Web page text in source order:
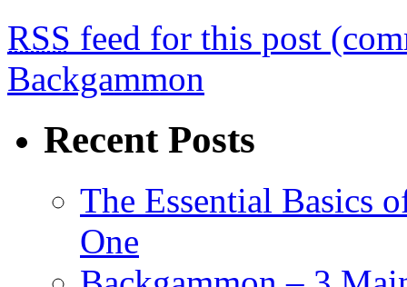
RSS feed for this post
Backgammon
Recent Posts
The Essential Basics
One